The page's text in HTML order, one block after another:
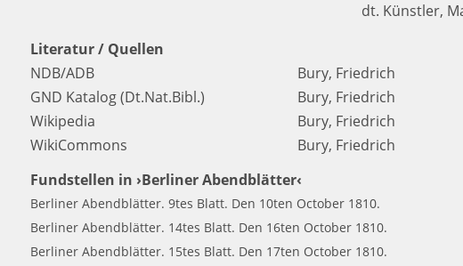
dt. Künstler,
Literatur / Quellen
NDB/ADB
Bury, Friedrich
GND Katalog (Dt.Nat.Bibl.)
Bury, Friedrich
Wikipedia
Bury, Friedrich
WikiCommons
Bury, Friedrich
Fundstellen in ›Berliner Abendblätter‹
Berliner Abendblätter. 9tes Blatt. Den 10ten October 1810.
Berliner Abendblätter. 14tes Blatt. Den 16ten October 1810.
Berliner Abendblätter. 15tes Blatt. Den 17ten October 1810.